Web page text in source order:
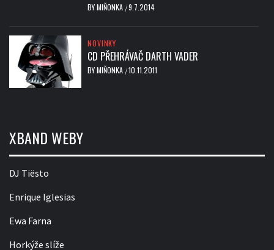
BYMIŇONKA /9.7.2014
NOVINKY
CD PŘEHRÁVAČ DARTH VADER
BYMIŇONKA /10.11.2011
XBAND WEBY
DJ Tiësto
Enrique Iglesias
Ewa Farna
Horkýže slíže